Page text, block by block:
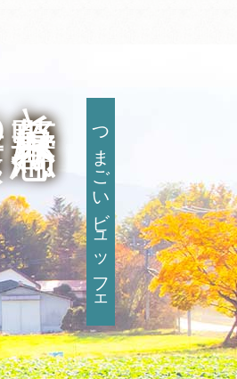
つまごいビュッフェ
嬬恋高原野菜と